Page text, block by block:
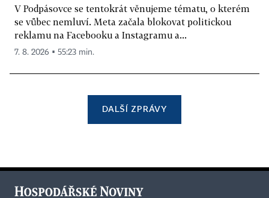
V Podpásovce se tentokrát věnujeme tématu, o kterém
se vůbec nemluví. Meta začala blokovat politickou
reklamu na Facebooku a Instagramu a...
7. 8. 2026 ▪ 55:23 min.
DALŠÍ ZPRÁVY